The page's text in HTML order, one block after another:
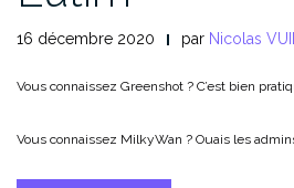
16 décembre 2020 par Nicolas
Vous connaissez Greenshot ? C’est bien
Vous connaissez MilkyWan ? Ouais les